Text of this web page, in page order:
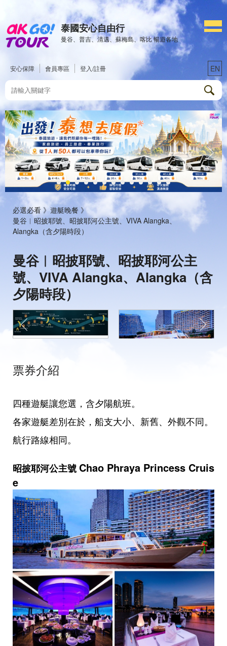
泰國安心自由行
曼谷、普吉、清邁、蘇梅島、喀比 暢遊各地
安心保障 會員專區 登入/註冊 EN
必選必看 》遊艇晚餐 》
曼谷︱昭披耶號、昭披耶河公主號、VIVA Alangka、
Alangka（含夕陽時段）
曼谷︱昭披耶號、昭披耶河公主
號、VIVA Alangka、Alangka（含
夕陽時段）
票券介紹
四種遊艇讓您選，含夕陽航班。
各家遊艇差別在於，船支大小、新舊、外觀不同。
航行路線相同。
昭披耶河公主號 Chao Phraya Princess Cruis
e